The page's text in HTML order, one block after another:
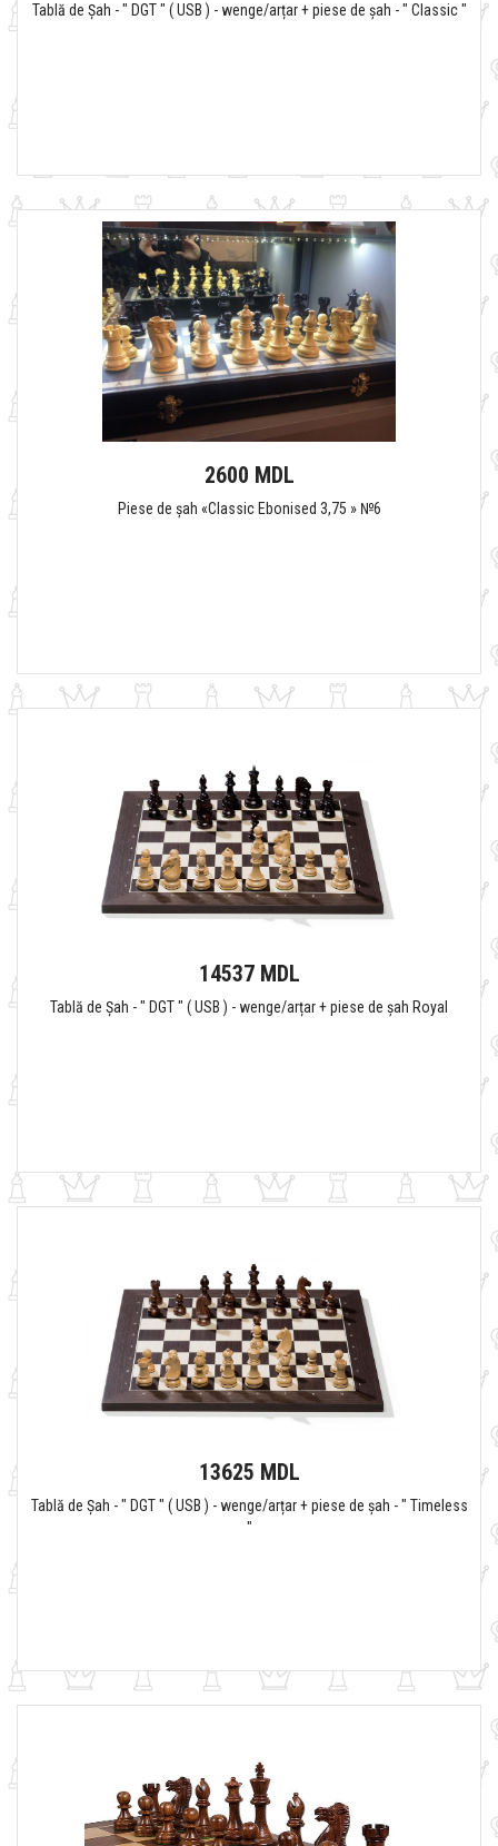
Tablă de Șah - " DGT " ( USB ) - wenge/arțar + piese de șah - " Classic "
2600 MDL
Piese de șah «Classic Ebonised 3,75 » №6
14537 MDL
Tablă de Șah - " DGT " ( USB ) - wenge/arțar + piese de șah Royal
13625 MDL
Tablă de Șah - " DGT " ( USB ) - wenge/arțar + piese de șah - " Timeless
"